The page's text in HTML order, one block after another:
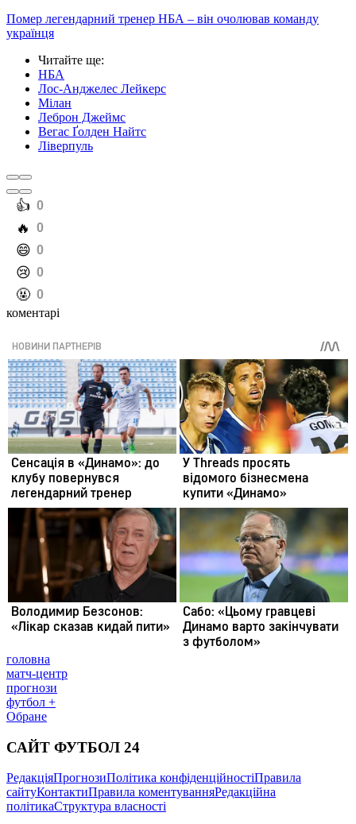
Помер легендарний тренер НБА – він очолював команду
українця
Читайте ще:
НБА
Лос-Анджелес Лейкерс
Мілан
Леброн Джеймс
Вегас Ґолден Найтс
Ліверпуль
️👍 0
️🔥 0
️😄 0
️😢 0
️🤬 0
коментарі
головна
матч-центр
прогнози
футбол +
Обране
САЙТ ФУТБОЛ 24
РедакціяПрогнозиПолітика конфіденційностіПравила
сайтуКонтактиПравила коментуванняРедакційна
політикаСтруктура власності